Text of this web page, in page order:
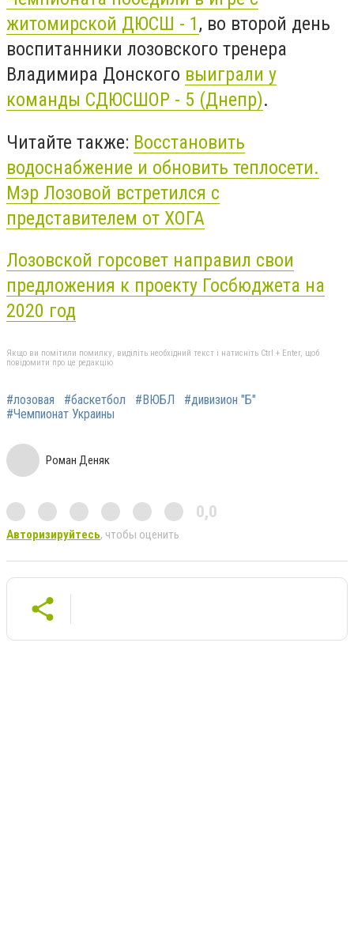
житомирской ДЮСШ - 1 , во второй день
воспитанники лозовского тренера
Владимира Донского выиграли у
команды СДЮСШОР - 5 (Днепр).
Читайте также: Восстановить
водоснабжение и обновить теплосети.
Мэр Лозовой встретился с
представителем от ХОГА
Лозовской горсовет направил свои
предложения к проекту Госбюджета на
2020 год
Якщо ви помітили помилку, виділіть необхідний текст і натисніть Ctrl + Enter, щоб
повідомити про це редакцію
#лозовая #баскетбол #ВЮБЛ
#дивизион "Б"
#Чемпионат Украины
Роман Деняк
0,0
Авторизируйтесь, чтобы оценить